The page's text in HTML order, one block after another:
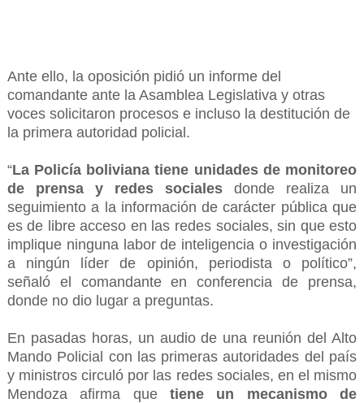
Ante ello, la oposición pidió un informe del
comandante ante la Asamblea Legislativa y otras
voces solicitaron procesos e incluso la destitución de
la primera autoridad policial.
“La Policía boliviana tiene unidades de monitoreo
de prensa y redes sociales donde realiza un
seguimiento a la información de carácter pública que
es de libre acceso en las redes sociales, sin que esto
implique ninguna labor de inteligencia o investigación
a ningún líder de opinión, periodista o político”,
señaló el comandante en conferencia de prensa,
donde no dio lugar a preguntas.
En pasadas horas, un audio de una reunión del Alto
Mando Policial con las primeras autoridades del país
y ministros circuló por las redes sociales, en el mismo
Mendoza afirma que tiene un mecanismo de